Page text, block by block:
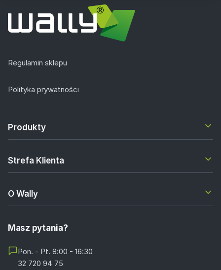
Regulamin sklepu
Polityka prywatności
Produkty
Strefa Klienta
O Wally
Masz pytania?
Pon. - Pt. 8:00 - 16:30
32 720 94 75